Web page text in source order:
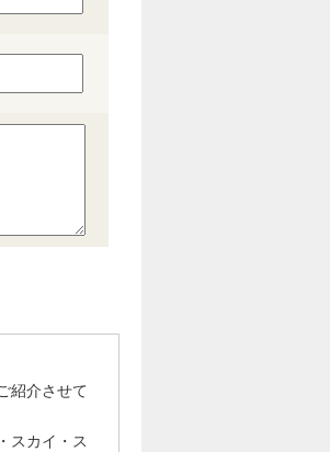
紹介させて
スカイ・ス